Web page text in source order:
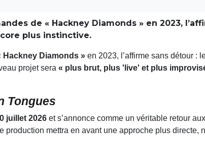
de « Hackney Diamonds » en 2023,
plus instinctive.
Hackney Diamonds » en 2023, l’affirme sans détour :
projet sera « plus brut, plus 'live' et plus
Tongues
juillet 2026 et s’annonce comme un véritable retour
production mettra en avant une approche plus